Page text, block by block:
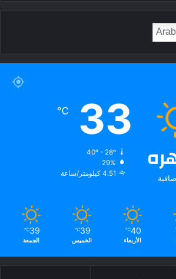
33
℃
40º - 28º
29%
4.51 كيلومتر/ساعة
40
℃
الأربعاء
39
℃
الخميس
39
℃
الجمعة